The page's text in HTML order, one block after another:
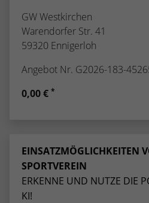
GW Westkirchen
Warendorfer Str. 41
59320 Ennigerloh
Angebot Nr. G2026-183-
0,00 € *
EINSATZMÖGLICHKEITEN
SPORTVEREIN
ERKENNE UND NUTZE DIE
KI!